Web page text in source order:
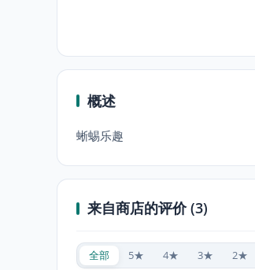
概述
蜥蜴乐趣
来自商店的评价 (3)
全部 5★ 4★ 3★ 2★